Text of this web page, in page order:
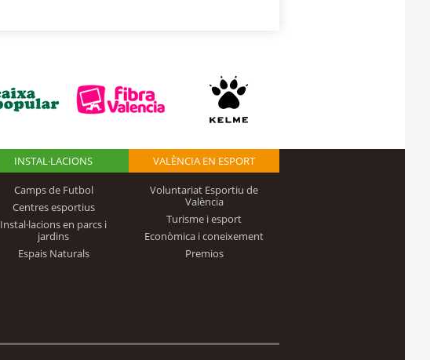
INSTAL·LACIONS
Camps de Futbol
Centres esportius
Instal·lacions en parcs i
jardins
Espais Naturals
VALÈNCIA EN ESPORT
Voluntariat Esportiu de
València
Turisme i esport
Econòmica i coneixement
Premios